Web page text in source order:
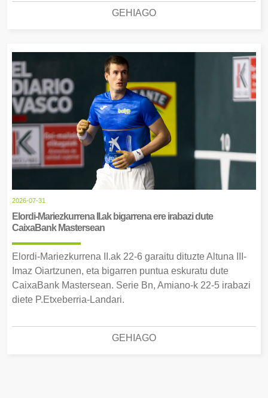
GEHIAGO
2026-07-31
Elordi-Mariezkurrena II.ak bigarrena ere irabazi dute
CaixaBank Mastersean
Elordi-Mariezkurrena II.ak 22-6 garaitu dituzte Altuna III-
Imaz Oiartzunen, eta bigarren puntua eskuratu dute
CaixaBank Mastersean. Serie Bn, Amiano-k 22-5 irabazi
diete P.Etxeberria-Landari.
GEHIAGO